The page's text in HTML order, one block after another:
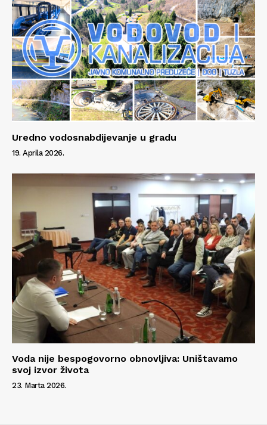
Uredno vodosnabdijevanje u gradu
19. Aprila 2026.
Voda nije bespogovorno obnovljiva: Uništavamo
svoj izvor života
23. Marta 2026.